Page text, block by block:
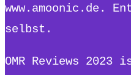
www.amoonic.de.
selbst.
OMR Reviews